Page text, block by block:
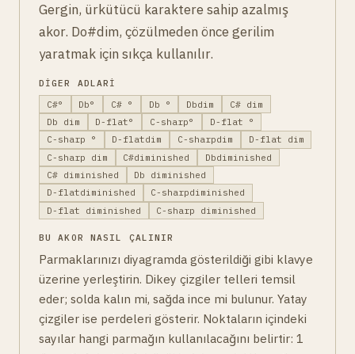
Gergin, ürkütücü karaktere sahip azalmış
akor. Do#dim, çözülmeden önce gerilim
yaratmak için sıkça kullanılır.
DIGER ADLARI
C#°
Db° C# ° Db ° Dbdim
C# dim
Db dim
D-flat° C-sharp°
D-flat °
C-sharp °
D-flatdim C-sharpdim
D-flat dim
C-sharp dim
C#diminished
Dbdiminished
C# diminished
Db diminished
D-flatdiminished
C-sharpdiminished
D-flat diminished
C-sharp diminished
BU AKOR NASIL ÇALINIR
Parmaklarınızı diyagramda gösterildiği gibi klavye
üzerine yerleştirin. Dikey çizgiler telleri temsil
eder; solda kalın mi, sağda ince mi bulunur. Yatay
çizgiler ise perdeleri gösterir. Noktaların içindeki
sayılar hangi parmağın kullanılacağını belirtir: 1